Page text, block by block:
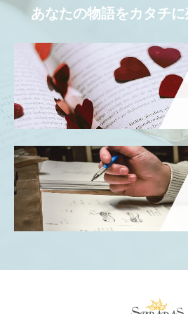
あなたの物語をカタチ